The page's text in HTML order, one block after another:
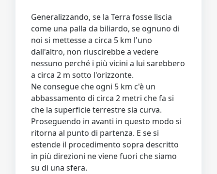
Generalizzando, se la Terra fosse liscia
come una palla da biliardo, se ognuno di
noi si mettesse a circa 5 km l'uno
dall'altro, non riuscirebbe a vedere
nessuno perché i più vicini a lui sarebbero
a circa 2 m sotto l'orizzonte.
Ne consegue che ogni 5 km c'è un
abbassamento di circa 2 metri che fa si
che la superficie terrestre sia curva.
Proseguendo in avanti in questo modo si
ritorna al punto di partenza. E se si
estende il procedimento sopra descritto
in più direzioni ne viene fuori che siamo
su di una sfera.